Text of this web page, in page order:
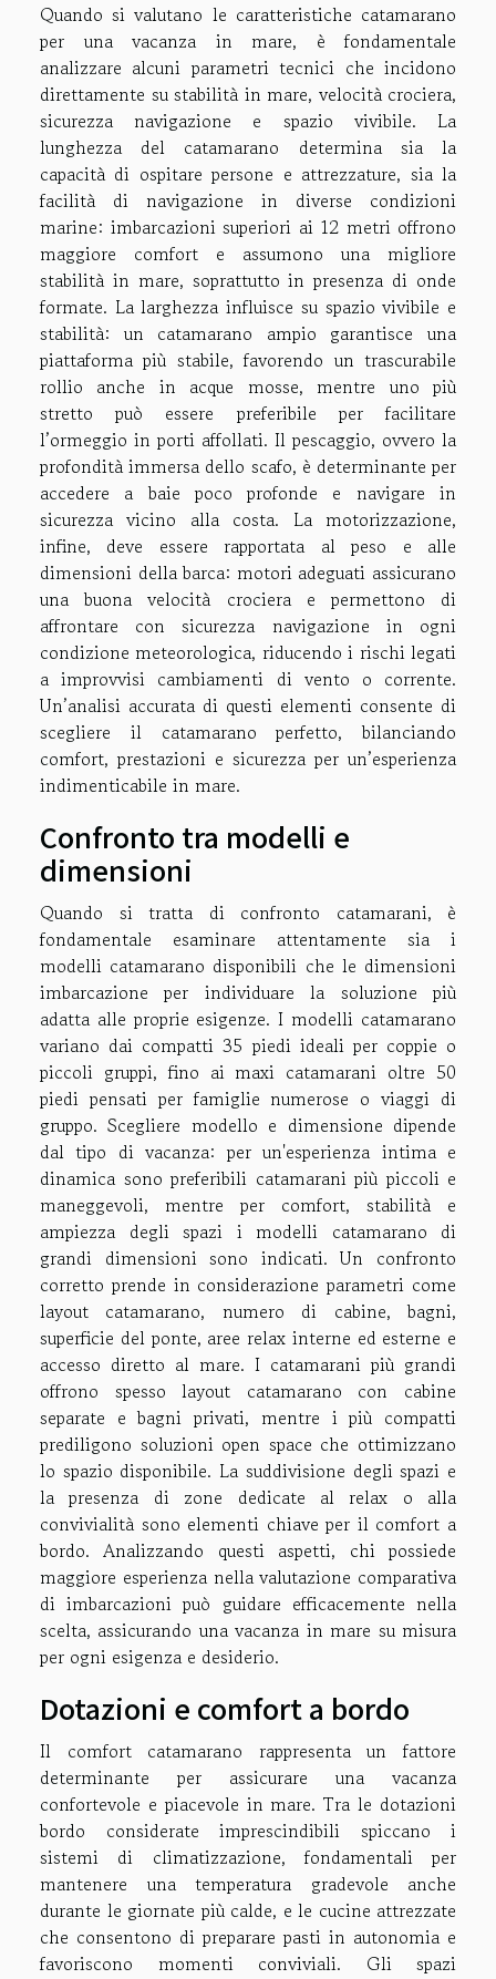
Quando si valutano le caratteristiche catamarano
per una vacanza in mare, è fondamentale
analizzare alcuni parametri tecnici che incidono
direttamente su stabilità in mare, velocità crociera,
sicurezza navigazione e spazio vivibile. La
lunghezza del catamarano determina sia la
capacità di ospitare persone e attrezzature, sia la
facilità di navigazione in diverse condizioni
marine: imbarcazioni superiori ai 12 metri offrono
maggiore comfort e assumono una migliore
stabilità in mare, soprattutto in presenza di onde
formate. La larghezza influisce su spazio vivibile e
stabilità: un catamarano ampio garantisce una
piattaforma più stabile, favorendo un trascurabile
rollio anche in acque mosse, mentre uno più
stretto può essere preferibile per facilitare
l’ormeggio in porti affollati. Il pescaggio, ovvero la
profondità immersa dello scafo, è determinante per
accedere a baie poco profonde e navigare in
sicurezza vicino alla costa. La motorizzazione,
infine, deve essere rapportata al peso e alle
dimensioni della barca: motori adeguati assicurano
una buona velocità crociera e permettono di
affrontare con sicurezza navigazione in ogni
condizione meteorologica, riducendo i rischi legati
a improvvisi cambiamenti di vento o corrente.
Un’analisi accurata di questi elementi consente di
scegliere il catamarano perfetto, bilanciando
comfort, prestazioni e sicurezza per un’esperienza
indimenticabile in mare.
Confronto tra modelli e
dimensioni
Quando si tratta di confronto catamarani, è
fondamentale esaminare attentamente sia i
modelli catamarano disponibili che le dimensioni
imbarcazione per individuare la soluzione più
adatta alle proprie esigenze. I modelli catamarano
variano dai compatti 35 piedi ideali per coppie o
piccoli gruppi, fino ai maxi catamarani oltre 50
piedi pensati per famiglie numerose o viaggi di
gruppo. Scegliere modello e dimensione dipende
dal tipo di vacanza: per un'esperienza intima e
dinamica sono preferibili catamarani più piccoli e
maneggevoli, mentre per comfort, stabilità e
ampiezza degli spazi i modelli catamarano di
grandi dimensioni sono indicati. Un confronto
corretto prende in considerazione parametri come
layout catamarano, numero di cabine, bagni,
superficie del ponte, aree relax interne ed esterne e
accesso diretto al mare. I catamarani più grandi
offrono spesso layout catamarano con cabine
separate e bagni privati, mentre i più compatti
prediligono soluzioni open space che ottimizzano
lo spazio disponibile. La suddivisione degli spazi e
la presenza di zone dedicate al relax o alla
convivialità sono elementi chiave per il comfort a
bordo. Analizzando questi aspetti, chi possiede
maggiore esperienza nella valutazione comparativa
di imbarcazioni può guidare efficacemente nella
scelta, assicurando una vacanza in mare su misura
per ogni esigenza e desiderio.
Dotazioni e comfort a bordo
Il comfort catamarano rappresenta un fattore
determinante per assicurare una vacanza
confortevole e piacevole in mare. Tra le dotazioni
bordo considerate imprescindibili spiccano i
sistemi di climatizzazione, fondamentali per
mantenere una temperatura gradevole anche
durante le giornate più calde, e le cucine attrezzate
che consentono di preparare pasti in autonomia e
favoriscono momenti conviviali. Gli spazi